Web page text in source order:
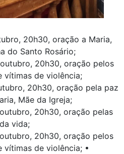
20h30, oração a Maria,
do Santo Rosário;
20h30, oração pelos
vítimas de violência;
20h30, oração pela paz
Mãe da Igreja;
20h30, oração pelas
vida;
20h30, oração pelos
vítimas de violência; •